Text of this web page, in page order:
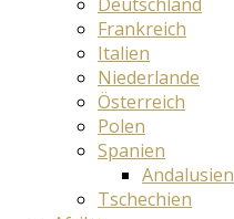
Frankreich
Italien
Niederlande
Österreich
Polen
Spanien
Andalusien
Tschechien